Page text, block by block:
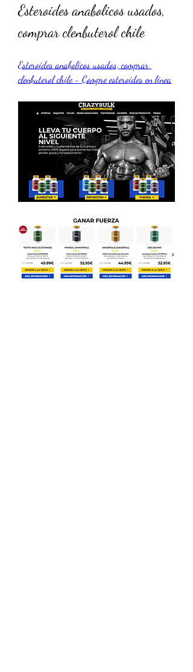
Esteroides anabolicos usados,
comprar clenbuterol chile
Esteroides anabolicos usados, comprar
clenbuterol chile - Compre esteroides en línea